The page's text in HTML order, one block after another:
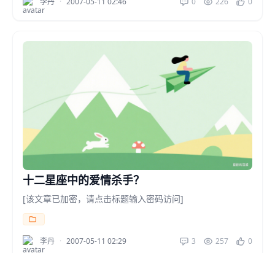
十二星座中的爱情杀手？
[该文章已加密，请点击标题输入密码访问]
李丹 · 2007-05-11 02:29 3 257 0